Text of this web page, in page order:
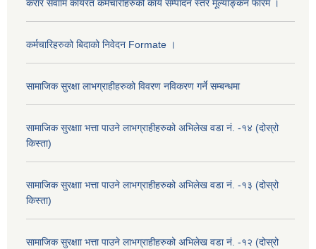
करार सेवााम कार्यरत कर्मचारीहरुको कार्य सम्पादन स्तर मूल्याङ्कन फारम ।
कर्मचारिहरुको बिदाको निवेदन Formate ।
सामाजिक सुरक्षा लाभग्राहीहरुको विवरण नविकरण गर्ने सम्बन्धमा
सामाजिक सुरक्षाा भत्ता पाउने लाभग्राहीहरुको अभिलेख वडा नं. -१४ (दोस्रो
किस्ता)
सामाजिक सुरक्षाा भत्ता पाउने लाभग्राहीहरुको अभिलेख वडा नं. -१३ (दोस्रो
किस्ता)
सामाजिक सुरक्षाा भत्ता पाउने लाभग्राहीहरुको अभिलेख वडा नं. -१२ (दोस्रो